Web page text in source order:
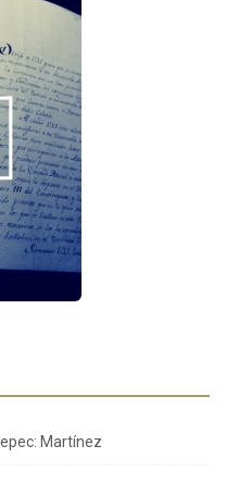
Martínez